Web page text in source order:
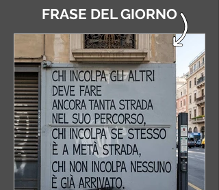
FRASE DEL GIORNO